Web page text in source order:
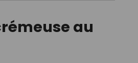
au